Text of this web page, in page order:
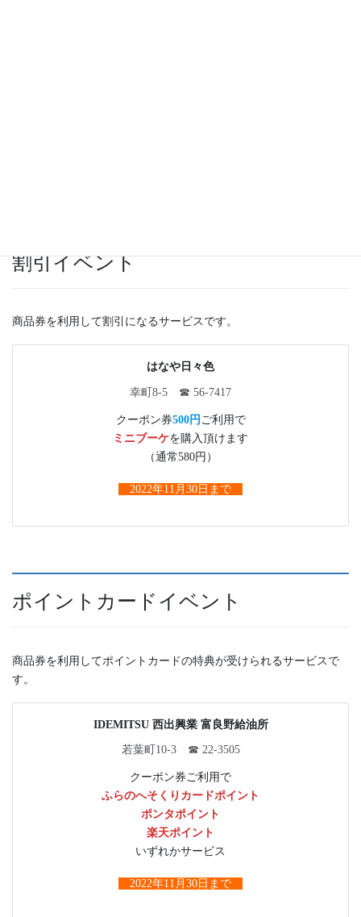
割引イベント
商品券を利用して割引になるサービスです。
はなや日々色
幸町8-5 ☎ 56-7417
クーポン券500円 ご利用で
ミニブーケを購入頂けます
（通常580円）
2022年11月30日まで
ポイントカードイベント
商品券を利用してポイントカードの特典が受けられるサービスで
す。
IDEMITSU 西出興業 富良野給油所
若葉町10-3 ☎ 22-3505
クーポン券ご利用で
ふらのへそくりカードポイント
ポンタポイント
楽天ポイント
いずれかサービス
2022年11月30日まで